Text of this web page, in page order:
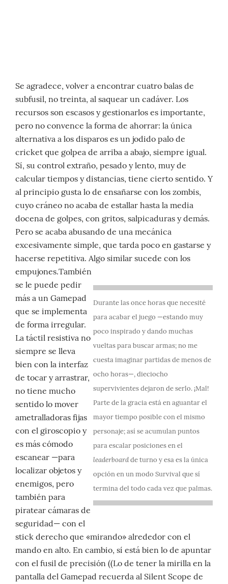
Se agradece, volver a encontrar cuatro balas de
subfusil, no treinta, al saquear un cadáver. Los
recursos son escasos y gestionarlos es importante,
pero no convence la forma de ahorrar: la única
alternativa a los disparos es un jodido palo de
cricket que golpea de arriba a abajo, siempre igual.
Sí, su control extraño, pesado y lento, muy de
calcular tiempos y distancias, tiene cierto sentido. Y
al principio gusta lo de ensañarse con los zombis,
cuyo cráneo no acaba de estallar hasta la media
docena de golpes, con gritos, salpicaduras y demás.
Pero se acaba abusando de una mecánica
excesivamente simple, que tarda poco en gastarse y
hacerse repetitiva. Algo similar sucede con los
empujones.
Durante las once horas que necesité
para acabar el juego —estando muy
poco inspirado y dando muchas
vueltas para buscar armas; no me
cuesta imaginar partidas de menos de
ocho horas—, dieciocho
supervivientes dejaron de serlo. ¡Mal!
Parte de la gracia está en aguantar el
mayor tiempo posible con el mismo
personaje; así se acumulan puntos
para escalar posiciones en el
leaderboardde turno y esa es la única
opción en un modo Survival que sí
termina del todo cada vez que palmas.
También
se le puede pedir
más a un Gamepad
que se implementa
de forma irregular.
La táctil resistiva no
siempre se lleva
bien con la interfaz
de tocar y arrastrar,
no tiene mucho
sentido lo mover
ametralladoras fijas
con el giroscopio y
es más cómodo
escanear —para
localizar objetos y
enemigos, pero
también para
piratear cámaras de
seguridad— con el
stick derecho que «mirando» alrededor con el
mando en alto. En cambio, sí está bien lo de apuntar
con el fusil de precisión ((Lo de tener la mirilla en la
pantalla del Gamepad recuerda al Silent Scope de